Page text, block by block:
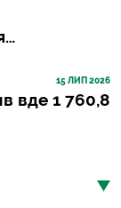
15 ЛИП 2026
вде 1 760,8